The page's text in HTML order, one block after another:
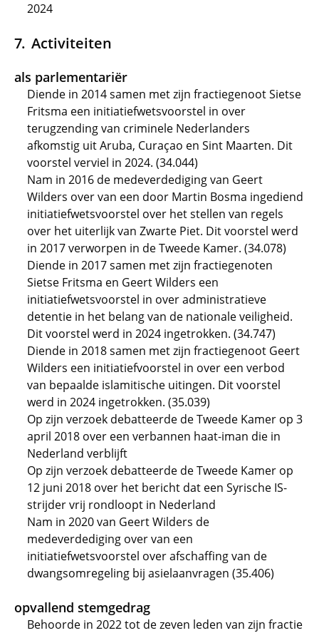
2024
Activiteiten
als parlementariër
Diende in 2014 samen met zijn fractiegenoot Sietse
Fritsma een initiatiefwetsvoorstel in over
terugzending van criminele Nederlanders
afkomstig uit Aruba, Curaçao en Sint Maarten. Dit
voorstel verviel in 2024. (34.044)
Nam in 2016 de medeverdediging van Geert
Wilders over van een door Martin Bosma ingediend
initiatiefwetsvoorstel over het stellen van regels
over het uiterlijk van Zwarte Piet. Dit voorstel werd
in 2017 verworpen in de Tweede Kamer. (34.078)
Diende in 2017 samen met zijn fractiegenoten
Sietse Fritsma en Geert Wilders een
initiatiefwetsvoorstel in over administratieve
detentie in het belang van de nationale veiligheid.
Dit voorstel werd in 2024 ingetrokken. (34.747)
Diende in 2018 samen met zijn fractiegenoot Geert
Wilders een initiatiefvoorstel in over een verbod
van bepaalde islamitische uitingen. Dit voorstel
werd in 2024 ingetrokken. (35.039)
Op zijn verzoek debatteerde de Tweede Kamer op 3
april 2018 over een verbannen haat-iman die in
Nederland verblijft
Op zijn verzoek debatteerde de Tweede Kamer op
12 juni 2018 over het bericht dat een Syrische IS-
strijder vrij rondloopt in Nederland
Nam in 2020 van Geert Wilders de
medeverdediging over van een
initiatiefwetsvoorstel over afschaffing van de
dwangsomregeling bij asielaanvragen (35.406)
opvallend stemgedrag
Behoorde in 2022 tot de zeven leden van zijn fractie